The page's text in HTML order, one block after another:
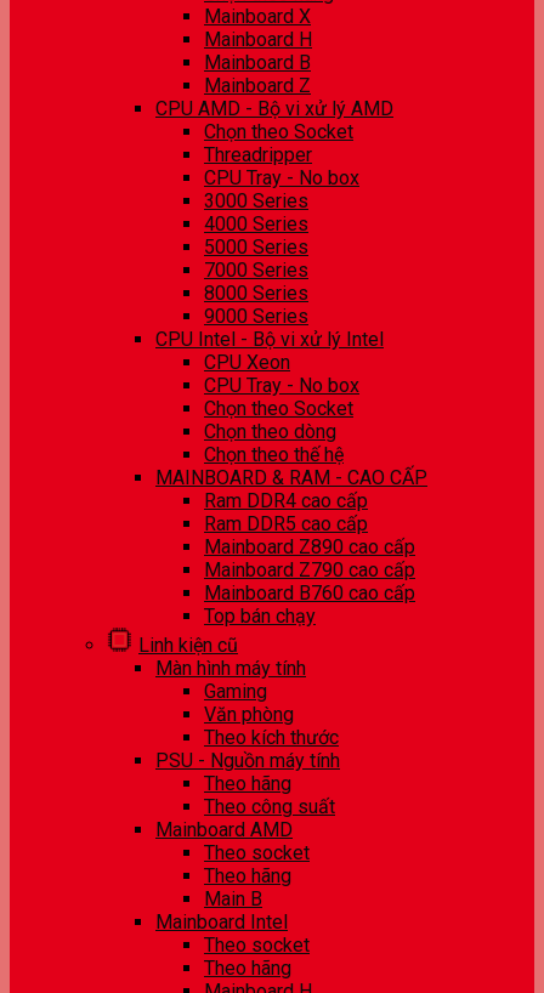
Mainboard X
Mainboard H
Mainboard B
Mainboard Z
CPU AMD - Bộ vi xử lý AMD
Chọn theo Socket
Threadripper
CPU Tray - No box
3000 Series
4000 Series
5000 Series
7000 Series
8000 Series
9000 Series
CPU Intel - Bộ vi xử lý Intel
CPU Xeon
CPU Tray - No box
Chọn theo Socket
Chọn theo dòng
Chọn theo thế hệ
MAINBOARD & RAM - CAO CẤP
Ram DDR4 cao cấp
Ram DDR5 cao cấp
Mainboard Z890 cao cấp
Mainboard Z790 cao cấp
Mainboard B760 cao cấp
Top bán chạy
Linh kiện cũ
Màn hình máy tính
Gaming
Văn phòng
Theo kích thước
PSU - Nguồn máy tính
Theo hãng
Theo công suất
Mainboard AMD
Theo socket
Theo hãng
Main B
Mainboard Intel
Theo socket
Theo hãng